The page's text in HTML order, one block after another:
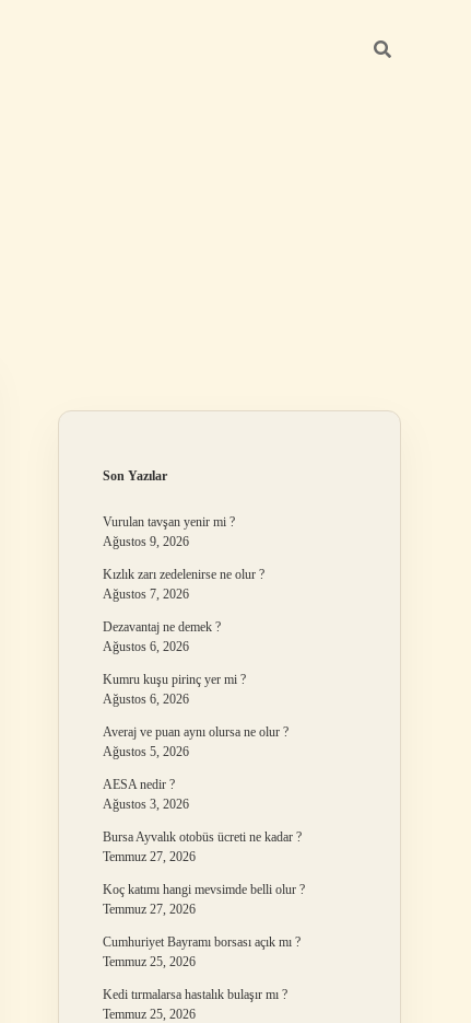
Son Yazılar
Vurulan tavşan yenir mi ?
Ağustos 9, 2026
Kızlık zarı zedelenirse ne olur ?
Ağustos 7, 2026
Dezavantaj ne demek ?
Ağustos 6, 2026
Kumru kuşu pirinç yer mi ?
Ağustos 6, 2026
Averaj ve puan aynı olursa ne olur ?
Ağustos 5, 2026
AESA nedir ?
Ağustos 3, 2026
Bursa Ayvalık otobüs ücreti ne kadar ?
Temmuz 27, 2026
Koç katımı hangi mevsimde belli olur ?
Temmuz 27, 2026
Cumhuriyet Bayramı borsası açık mı ?
Temmuz 25, 2026
Kedi tırmalarsa hastalık bulaşır mı ?
Temmuz 25, 2026